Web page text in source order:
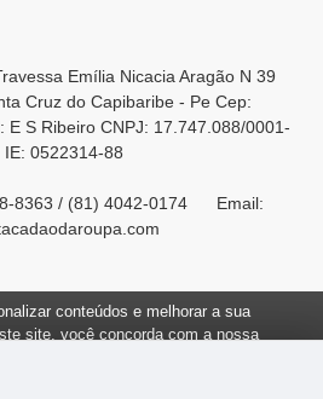
Emília Nicacia Aragão N 39
Cruz do Capibaribe - Pe Cep:
E S Ribeiro CNPJ: 17.747.088/0001-
IE: 0522314-88
8363 / (81) 4042-0174 Email:
Todos os direitos reservados.
conteúdos e melhorar a sua
site, você concorda com a nossa